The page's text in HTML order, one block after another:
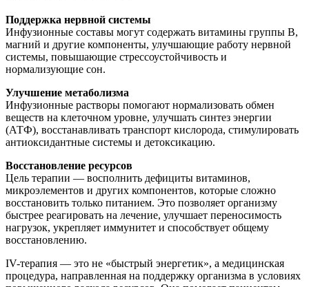
Поддержка нервной системы
Инфузионные составы могут содержать витамины группы B,
магний и другие компоненты, улучшающие работу нервной
системы, повышающие стрессоустойчивость и
нормализующие сон.
Улучшение метаболизма
Инфузионные растворы помогают нормализовать обмен
веществ на клеточном уровне, улучшать синтез энергии
(АТФ), восстанавливать транспорт кислорода, стимулировать
антиоксидантные системы и детоксикацию.
Восстановление ресурсов
Цель терапии — восполнить дефициты витаминов,
микроэлементов и других компонентов, которые сложно
восстановить только питанием. Это позволяет организму
быстрее реагировать на лечение, улучшает переносимость
нагрузок, укрепляет иммунитет и способствует общему
восстановлению.
IV-терапия — это не «быстрый энергетик», а медицинская
процедура, направленная на поддержку организма в условиях